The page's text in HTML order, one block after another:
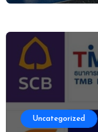
Uncategorized